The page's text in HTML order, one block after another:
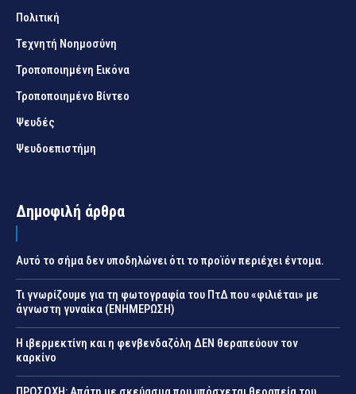
Πολιτική
Τεχνητή Νοημοσύνη
Τροποποιημένη Εικόνα
Τροποποιημένο Βίντεο
Ψευδές
Ψευδοεπιστήμη
Δημοφιλή άρθρα
Αυτό το σήμα δεν υποδηλώνει ότι το προϊόν περιέχει έντομα.
Τι γνωρίζουμε για τη φωτογραφία του ΠτΔ που «φιλιέται» με
άγνωστη γυναίκα (ΕΝΗΜΕΡΩΣΗ)
Η ιβερμεκτίνη και η φενβενδαζόλη ΔΕΝ θεραπεύουν τον
καρκίνο